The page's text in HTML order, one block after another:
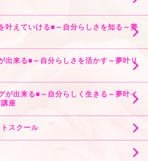
叶えていける■～自分らしさを知る～夢
出来る■～自分らしさを活かす～夢叶リ
が出来る■～自分らしく生きる～夢叶イ
座
スクール